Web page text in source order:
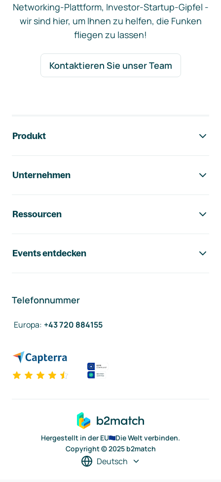
Networking-Plattform, Investor-Startup-Gipfel -
wir sind hier, um Ihnen zu helfen, die Funken
fliegen zu lassen!
Kontaktieren Sie unser Team
Produkt
Unternehmen
Ressourcen
Events entdecken
Telefonnummer
Europa: +43 720 884155
Hergestellt in der EU
Die Welt verbinden.
Copyright © 2025 b2match
Deutsch